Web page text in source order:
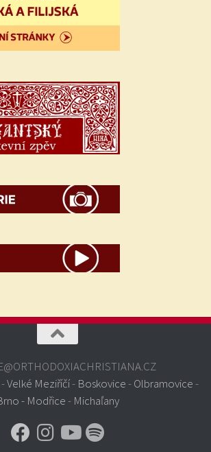
-Velké Meziříčí- Boskovice-Olbramovice-
- Modřice- Michaľany